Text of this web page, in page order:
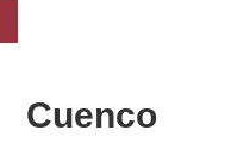
Cuenco